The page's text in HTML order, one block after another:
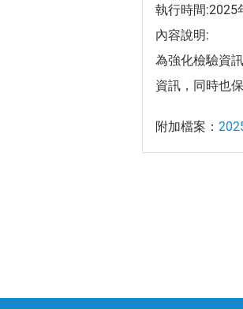
執行時間:2025
內容說明:
為強化檢驗資
資訊，同時也
附加檔案：